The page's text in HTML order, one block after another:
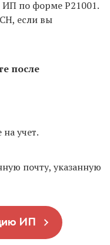
ИП по форме Р21001.
если вы
после
учет.
почту, указанную
ИП